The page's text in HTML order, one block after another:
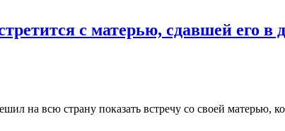
с матерью, сдавшей его в
на всю страну показать встречу со своей